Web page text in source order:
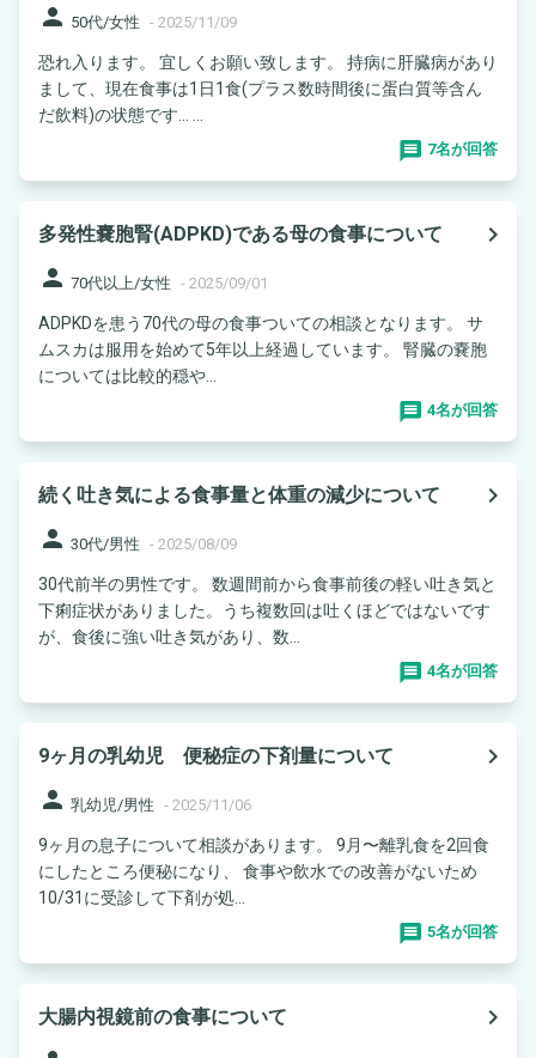
person 50代/女性 - 2025/11/09
恐れ入ります。 宜しくお願い致します。 持病に肝臓病があり
まして、現在食事は1日1食(プラス数時間後に蛋白質等含ん
だ飲料)の状態です… ...
7名が回答
多発性嚢胞腎(ADPKD)である母の食事について
navigate_next
person 70代以上/女性 - 2025/09/01
ADPKDを患う70代の母の食事ついての相談となります。 サ
ムスカは服用を始めて5年以上経過しています。 腎臓の嚢胞
については比較的穏や...
4名が回答
続く吐き気による食事量と体重の減少について
navigate_next
person 30代/男性 - 2025/08/09
30代前半の男性です。 数週間前から食事前後の軽い吐き気と
下痢症状がありました。うち複数回は吐くほどではないです
が、食後に強い吐き気があり、数...
4名が回答
9ヶ月の乳幼児 便秘症の下剤量について
navigate_next
person 乳幼児/男性 - 2025/11/06
9ヶ月の息子について相談があります。 9月〜離乳食を2回食
にしたところ便秘になり、 食事や飲水での改善がないため
10/31に受診して下剤が処...
5名が回答
大腸内視鏡前の食事について
navigate_next